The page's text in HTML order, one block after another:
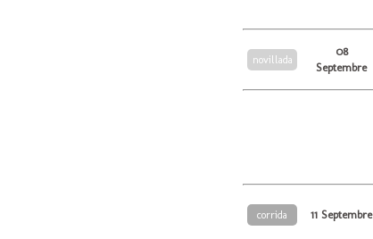
novillada
08
Septembre
corrida 11 Septembre